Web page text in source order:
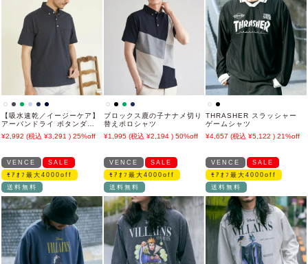
【吸水速乾／イージーケア】
アーバンドライ ボタンダウ
ンポロシャツ
2,992 3,291 25%off
ブロックス鹿の子ナナメ切り
替えポロシャツ
1,995
2,194 50%off
THRASHER スラッシャー
ゲームシャツ
4,657
5,122 21%off
VENCE
SALE
ﾓｱｵﾌ最大4000off
送料無料
VENCE
SALE
ﾓｱｵﾌ最大4000off
送料無料
VENCE
SALE
ﾓｱｵﾌ最大4000off
送料無料